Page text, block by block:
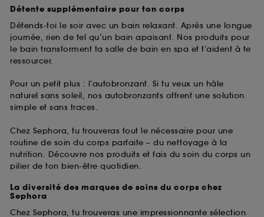
Détente supplémentaire pour ton corps
Détends-toi le soir avec un bain relaxant. Après une longue
journée, rien de tel qu’un bain apaisant. Nos produits pour
le bain transforment ta salle de bain en spa et t’aident à te
ressourcer.
Pour un petit plus : l’autobronzant. Si tu veux un hâle
naturel sans soleil, nos autobronzants offrent une solution
simple et sans traces.
Chez Sephora, tu trouveras tout le nécessaire pour une
routine de soin du corps parfaite – du nettoyage à la
nutrition. Découvre nos produits et fais du soin du corps un
pilier de ton bien-être quotidien.
La diversité des marques de soins du corps chez
Sephora
Chez Sephora, tu trouveras une impressionnante sélection